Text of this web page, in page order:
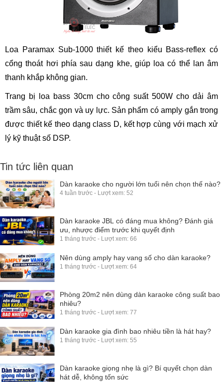
Loa Paramax Sub-1000 thiết kế theo kiểu Bass-reflex có
cổng thoát hơi phía sau dạng khe, giúp loa có thể lan âm
thanh khắp không gian.
Trang bị loa bass 30cm cho công suất 500W cho dải âm
trầm sâu, chắc gọn và uy lực. Sản phẩm có amply gắn trong
được thiết kế theo dạng class D, kết hợp cùng với mạch xử
lý kỹ thuật số DSP.
Tin tức liên quan
Dàn karaoke cho người lớn tuổi nên chọn thế nào?
4 tuần trước - Lượt xem: 52
Dàn karaoke JBL có đáng mua không? Đánh giá
ưu, nhược điểm trước khi quyết định
1 tháng trước - Lượt xem: 66
Nên dùng amply hay vang số cho dàn karaoke?
1 tháng trước - Lượt xem: 64
Phòng 20m2 nên dùng dàn karaoke công suất bao
nhiêu?
1 tháng trước - Lượt xem: 77
Dàn karaoke gia đình bao nhiêu tiền là hát hay?
1 tháng trước - Lượt xem: 55
Dàn karaoke giọng nhẹ là gì? Bí quyết chọn dàn
hát dễ, không tốn sức